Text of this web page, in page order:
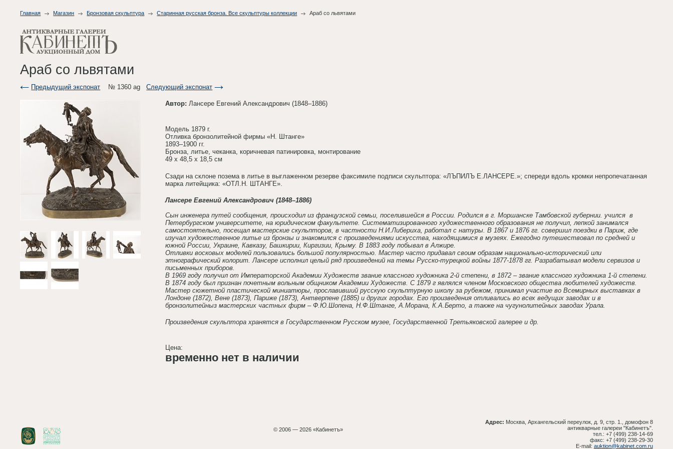
Главная Магазин Бронзовая скульптура Старинная русская бронза. Все скульптуры коллекции Араб со львятами
Араб со львятами
Предыдущий экспонат № 1360 agСледующий экспонат
Автор: Лансере Евгений Александрович (1848–1886)
Модель 1879 г.
Отливка бронзолитейной фирмы «Н. Штанге»
1893–1900 гг.
Бронза, литье, чеканка, коричневая патинировка, монтирование
49 х 48,5 х 18,5 см
Сзади на склоне позема в литье в выглаженном резерве факсимиле подписи скульптора: «ЛЪПИЛЪ Е.ЛАНСЕРЕ.»; спереди вдоль кромки непропечатанная
марка литейщика: «ОТЛ.Н. ШТАНГЕ».
Лансере Евгений Александрович (1848–1886)
Сын инженера путей сообщения, происходил из французской семьи, поселившейся в России. Родился в г. Моршанске Тамбовской губернии. учился в
Петербургском университете, на юридическом факультете. Систематизированного художественного образования не получил, лепкой занимался
самостоятельно, посещал мастерские скульпторов, в частности Н.И.Либериха, работал с натуры. В 1867 и 1876 гг. совершил поездки в Париж, где
изучал художественное литье из бронзы и знакомился с произведениями искусства, находящимися в музеях. Ежегодно путешествовал по средней и
южной России, Украине, Кавказу, Башкирии, Киргизии, Крыму. В 1883 году побывал в Алжире.
Отливки восковых моделей пользовались большой популярностью. Мастер часто придавал своим образам национально-исторический или
этнографический колорит. Лансере исполнил целый ряд произведений на темы Русско-турецкой войны 1877-1878 гг. Разрабатывал модели сервизов и
письменных приборов.
В 1969 году получил от Императорской Академии Художеств звание классного художника 2-й степени, в 1872 – звание классного художника 1-й степени.
В 1874 году был признан почетным вольным общником Академии Художеств. С 1879 г являлся членом Московского общества любителей художеств.
Мастер сюжетной пластической миниатюры, прославивший русскую скульптурную школу за рубежом, принимал участие во Всемирных выставках в
Лондоне (1872), Вене (1873), Париже (1873), Антверпене (1885) и других городах. Его произведения отливались во всех ведущих заводах и в
бронзолитейныз мастерских частных фирм – Ф.Ю.Шопена, Н.Ф.Штанге, А.Морана, К.А.Берто, а также на чугунолитейных заводах Урала.
Произведения скульптора хранятся в Государственном Русском музее, Государственной Третьяковской галерее и др.
Цена:
временно нет в наличии
Адрес: Москва, Архангельский переулок, д. 9, стр. 1., домофон 8
антикварные галереи "Кабинетъ".
тел.: +7 (499) 238-14-69
факс: +7 (499) 238-29-30
E-mail: auktion@kabinet.com.ru
© 2006 — 2026 «Кабинетъ»